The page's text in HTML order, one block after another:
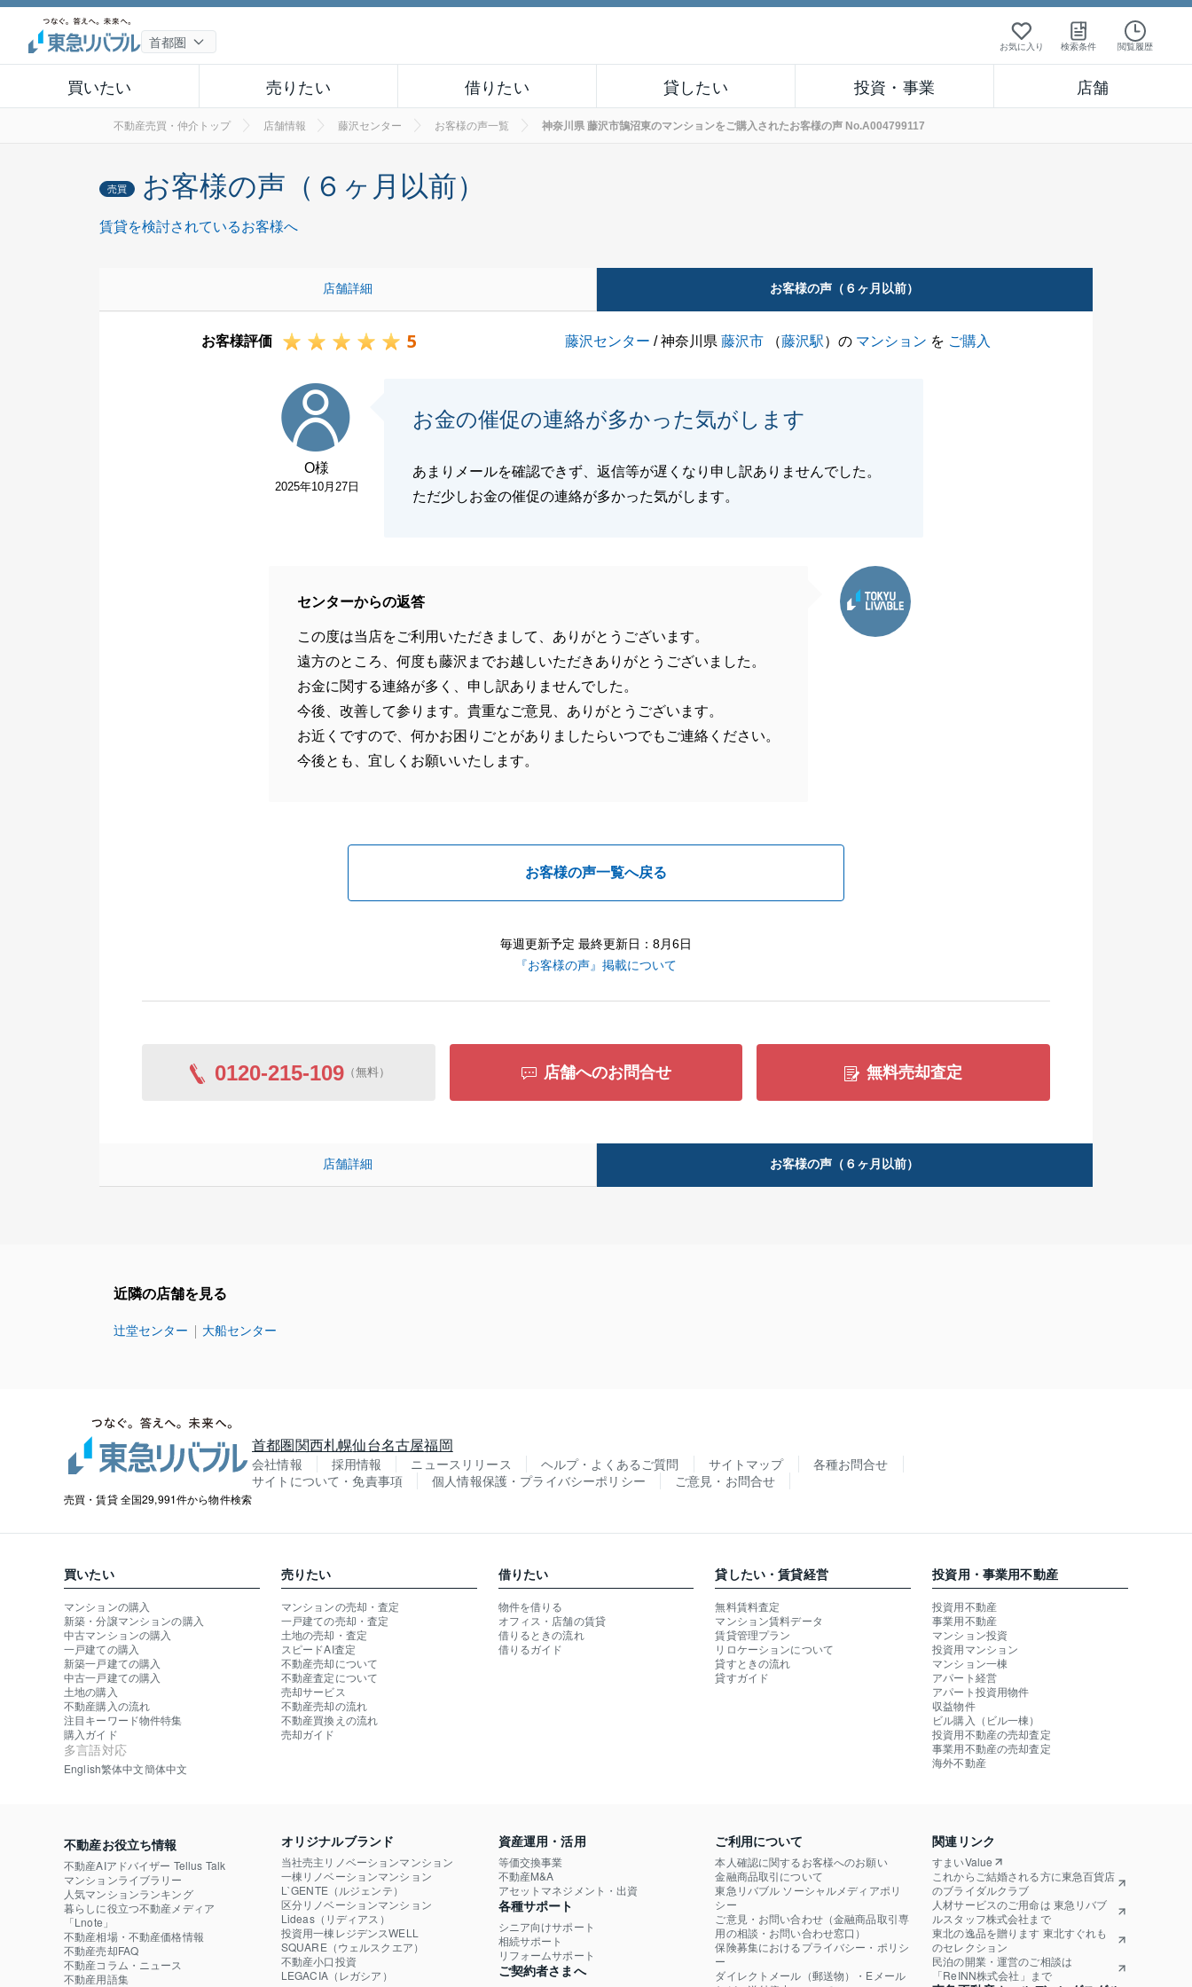
お気に入り 検索条件 閲覧履歴
買いたい 売りたい 借りたい 貸したい 投資・事業 店舗
不動産売買・仲介トップ 店舗情報 藤沢センター お客様の声一覧 神奈川県 藤沢市鵠沼東のマンションをご購入されたお客様の声 No.A004799117
売買 お客様の声（６ヶ月以前）
賃貸を検討されているお客様へ
店舗詳細 お客様の声（６ヶ月以前）
お客様評価 5 藤沢センター / 神奈川県藤沢市 （藤沢駅）の マンション を ご購入
O様
2025年10月27日
お金の催促の連絡が多かった気がします
あまりメールを確認できず、返信等が遅くなり申し訳ありませんでした。
ただ少しお金の催促の連絡が多かった気がします。
センターからの返答
この度は当店をご利用いただきまして、ありがとうございます。
遠方のところ、何度も藤沢までお越しいただきありがとうございました。
お金に関する連絡が多く、申し訳ありませんでした。
今後、改善して参ります。貴重なご意見、ありがとうございます。
お近くですので、何かお困りごとがありましたらいつでもご連絡ください。
今後とも、宜しくお願いいたします。
お客様の声一覧へ戻る
毎週更新予定 最終更新日：8月6日
『お客様の声』掲載について
0120-215-109（無料） 店舗へのお問合せ 無料売却査定
店舗詳細 お客様の声（６ヶ月以前）
近隣の店舗を見る
辻堂センター 大船センター
売買・賃貸 全国29,991件から物件検索
首都圏関西札幌仙台名古屋福岡
会社情報 採用情報 ニュースリリース ヘルプ・よくあるご質問 サイトマップ
各種お問合せ
サイトについて・免責事項
個人情報保護・プライバシーポリシー ご意見・お問合せ
買いたい
マンションの購入
新築・分譲マンションの購入
中古マンションの購入
一戸建ての購入
新築一戸建ての購入
中古一戸建ての購入
土地の購入
不動産購入の流れ
注目キーワード物件特集
購入ガイド
多言語対応
English繁体中文簡体中文
売りたい
マンションの売却・査定
一戸建ての売却・査定
土地の売却・査定
スピードAI査定
不動産売却について
不動産査定について
売却サービス
不動産売却の流れ
不動産買換えの流れ
売却ガイド
借りたい
物件を借りる
オフィス・店舗の賃貸
借りるときの流れ
借りるガイド
貸したい・賃貸経営
無料賃料査定
マンション賃料データ
賃貸管理プラン
リロケーションについて
貸すときの流れ
貸すガイド
投資用・事業用不動産
投資用不動産
事業用不動産
マンション投資
投資用マンション
マンション一棟
アパート経営
アパート投資用物件
収益物件
ビル購入（ビル一棟）
投資用不動産の売却査定
事業用不動産の売却査定
海外不動産
不動産お役立ち情報
不動産AIアドバイザー Tellus Talk
マンションライブラリー
人気マンションランキング
暮らしに役立つ不動産メディア
「Lnote」
不動産相場・不動産価格情報
不動産売却FAQ
不動産コラム・ニュース
不動産用語集
オリジナルブランド
当社売主リノベーションマンション
一棟リノベーションマンション
L`GENTE（ルジェンテ）
区分リノベーションマンション
Lideas（リディアス）
投資用一棟レジデンスWELL
SQUARE（ウェルスクエア）
不動産小口投資
LEGACIA（レガシア）
資産運用・活用
等価交換事業
不動産M&A
アセットマネジメント・出資
各種サポート
シニア向けサポート
相続サポート
リフォームサポート
ご契約者さまへ
ご利用について
本人確認に関するお客様へのお願い
金融商品取引について
東急リバブル ソーシャルメディアポリ
シー
ご意見・お問い合わせ（金融商品取引専
用の相談・お問い合わせ窓口）
保険募集におけるプライバシー・ポリシ
ー
ダイレクトメール（郵送物）・Eメール
関連リンク
すまいValue
これからご結婚される方に東急百貨店
のブライダルクラブ
人材サービスのご用命は 東急リバブ
ルスタッフ株式会社まで
東北の逸品を贈ります 東北すぐれも
のセレクション
民泊の開業・運営のご相談は
「ReINN株式会社」まで